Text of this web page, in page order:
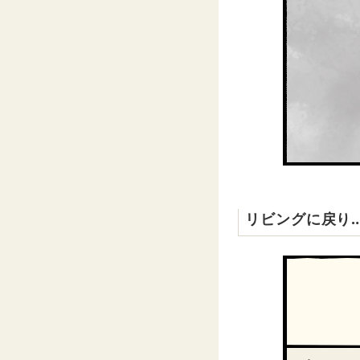
リビングに戻